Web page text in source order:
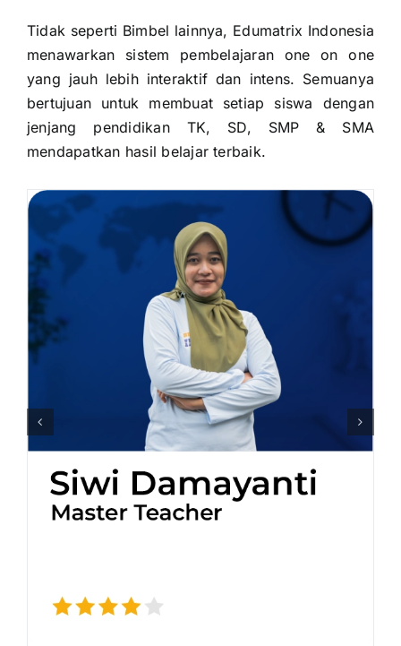
Tidak seperti Bimbel lainnya, Edumatrix Indonesia
menawarkan sistem pembelajaran one on one
yang jauh lebih interaktif dan intens. Semuanya
bertujuan untuk membuat setiap siswa dengan
jenjang pendidikan TK, SD, SMP & SMA
mendapatkan hasil belajar terbaik.